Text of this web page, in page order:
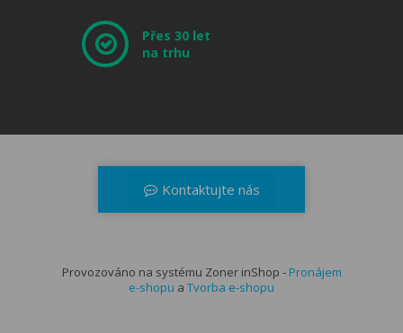
Přes 30 let
na trhu
Kontaktujte nás
Kontaktní formulář
Provozováno na systému Zoner inShop - Pronájem
e-shopu a Tvorba e-shopu